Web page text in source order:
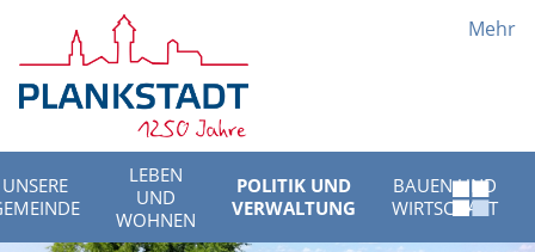
Mehr
UNSERE
LEBEN
UND
WOHNEN
POLITIK UND
VERWALTUNG
BAUEN UND
WIRTSCHAFT
Menü